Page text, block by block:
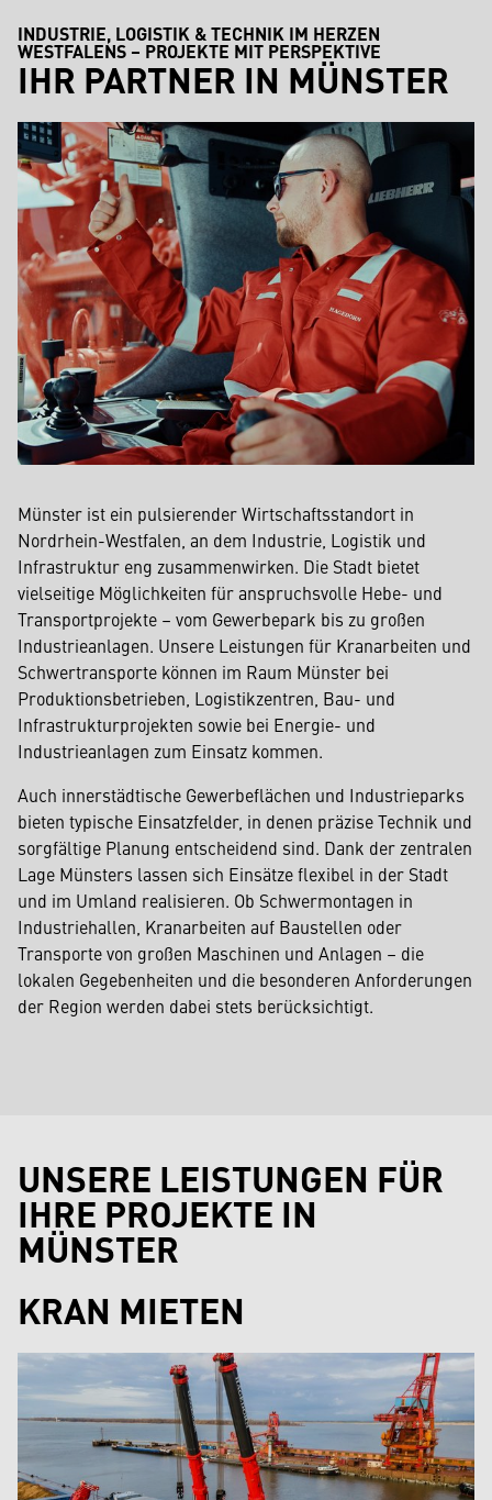
INDUSTRIE, LOGISTIK & TECHNIK IM HERZEN
WESTFALENS – PROJEKTE MIT PERSPEKTIVE
IHR PARTNER IN MÜNSTER
Münster ist ein pulsierender Wirtschaftsstandort in
Nordrhein-Westfalen, an dem Industrie, Logistik und
Infrastruktur eng zusammenwirken. Die Stadt bietet
vielseitige Möglichkeiten für anspruchsvolle Hebe- und
Transportprojekte – vom Gewerbepark bis zu großen
Industrieanlagen. Unsere Leistungen für Kranarbeiten und
Schwertransporte können im Raum Münster bei
Produktionsbetrieben, Logistikzentren, Bau- und
Infrastrukturprojekten sowie bei Energie- und
Industrieanlagen zum Einsatz kommen.
Auch innerstädtische Gewerbeflächen und Industrieparks
bieten typische Einsatzfelder, in denen präzise Technik und
sorgfältige Planung entscheidend sind. Dank der zentralen
Lage Münsters lassen sich Einsätze flexibel in der Stadt
und im Umland realisieren. Ob Schwermontagen in
Industriehallen, Kranarbeiten auf Baustellen oder
Transporte von großen Maschinen und Anlagen – die
lokalen Gegebenheiten und die besonderen Anforderungen
der Region werden dabei stets berücksichtigt.
UNSERE LEISTUNGEN FÜR
IHRE PROJEKTE IN
MÜNSTER
KRAN MIETEN